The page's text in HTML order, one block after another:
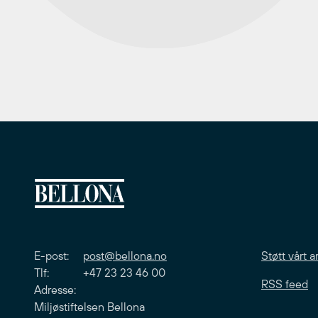
E-post: post@bellona.no
Tlf: +47 23 23 46 00
Adresse:
Miljøstiftelsen Bellona
Støtt vårt
RSS feed